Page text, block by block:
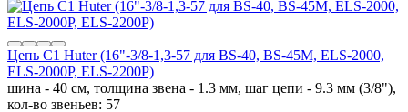
Цепь C1 Huter (16"-3/8-1,3-57 для BS-40, BS-45M, ELS-2000,
ELS-2000Р, ELS-2200Р)
шина - 40 см, толщина звена - 1.3 мм, шаг цепи - 9.3 мм (3/8"),
кол-во звеньев: 57